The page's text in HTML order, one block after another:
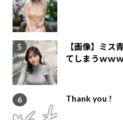
【画像】ミ
てしまうｗｗ
Thank you !